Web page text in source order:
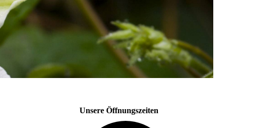
Unsere Öffnungszeiten